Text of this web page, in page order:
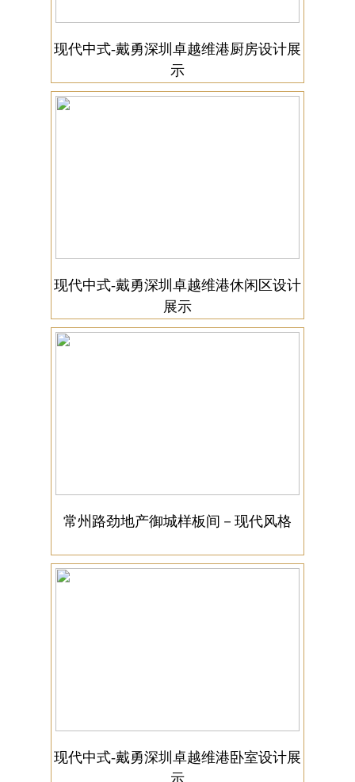
现代中式-戴勇深圳卓越维港厨房设计展
示
现代中式-戴勇深圳卓越维港休闲区设计
展示
常州路劲地产御城样板间－现代风格
现代中式-戴勇深圳卓越维港卧室设计展
示